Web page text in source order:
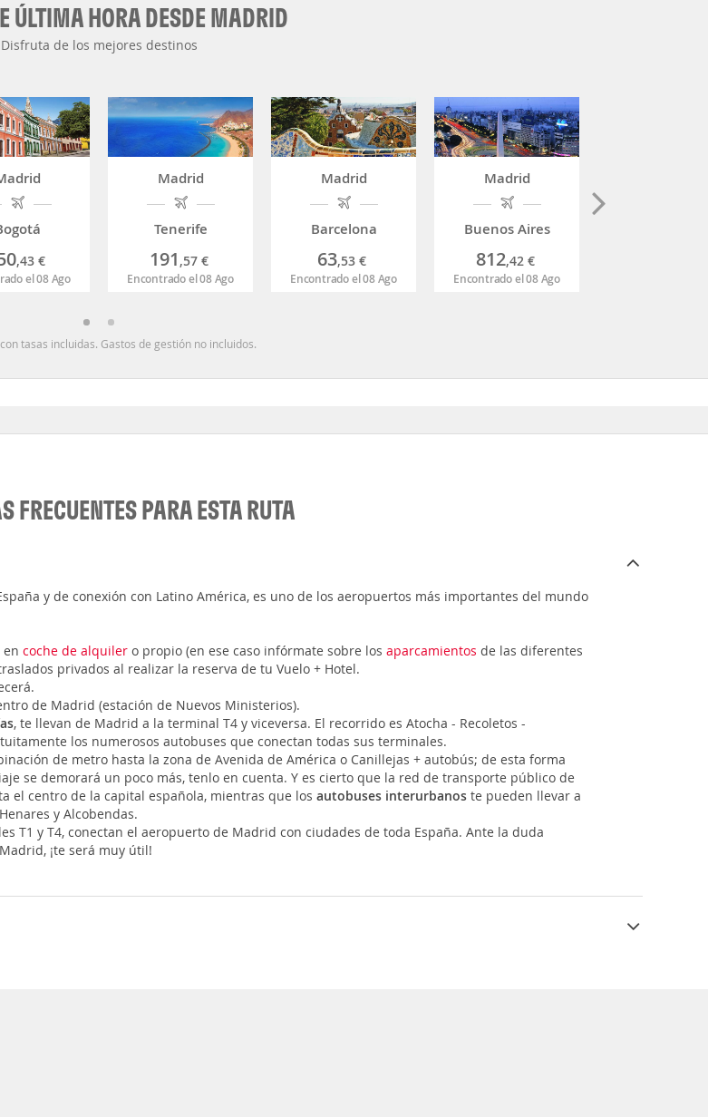
ÚLTIMA HORA DESDE MADRID
Disfruta de los mejores destinos
,43 €
el 08 Ago
Madrid
Tenerife
191 ,57 €
Encontrado el 08 Ago
Madrid
Barcelona
63,53 €
Encontrado el 08 Ago
Madrid
Buenos Aires
812,42 €
Encontrado el 08 Ago
tasas incluidas. Gastos de gestión no incluidos.
FRECUENTES PARA ESTA RUTA
y de conexión con Latino América, es uno de los aeropuertos más importantes del mundo
en coche de alquiler o propio (en ese caso infórmate sobre los aparcamientos de las diferentes
privados al realizar la reserva de tu Vuelo + Hotel.
de Madrid (estación de Nuevos Ministerios).
, te llevan de Madrid a la terminal T4 y viceversa. El recorrido es Atocha - Recoletos -
los numerosos autobuses que conectan todas sus terminales.
de metro hasta la zona de Avenida de América o Canillejas + autobús; de esta forma
se demorará un poco más, tenlo en cuenta. Y es cierto que la red de transporte público de
el centro de la capital española, mientras que los autobuses interurbanos te pueden llevar a
y Alcobendas.
T1 y T4, conectan el aeropuerto de Madrid con ciudades de toda España. Ante la duda
¡te será muy útil!